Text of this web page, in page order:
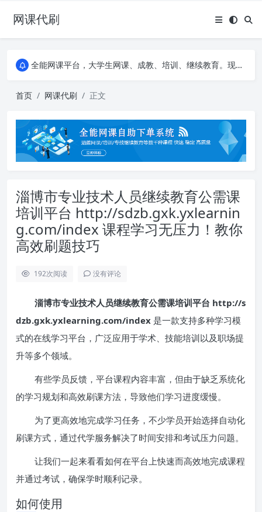
网课代刷
AI论文写作平台，根据真实文献内容生成论文
全能网课平台，大学生网课、成教、培训、继续教育。现已接入代刷代考项目3000+
全能网课平台，大学生网课、成教、培训、继续教育。现已接入代刷代考项目3000+
首页 网课代刷 正文
淄博市专业技术人员继续教育公需课
培训平台 http://sdzb.gxk.yxlearnin
g.com/index 课程学习无压力！教你
高效刷题技巧
192次阅读 没有评论
淄博市专业技术人员继续教育公需课培训平台 http://s
dzb.gxk.yxlearning.com/index 是一款支持多种学习模
式的在线学习平台，广泛应用于学术、技能培训以及职场提
升等多个领域。
有些学员反馈，平台课程内容丰富，但由于缺乏系统化
的学习规划和高效刷课方法，导致他们学习进度缓慢。
为了更高效地完成学习任务，不少学员开始选择自动化
刷课方式，通过代学服务解决了时间安排和考试压力问题。
让我们一起来看看如何在平台上快速而高效地完成课程
并通过考试，确保学时顺利记录。
如何使用